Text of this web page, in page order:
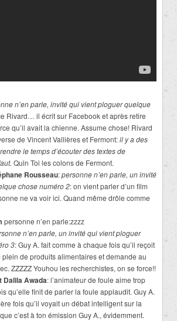
n’en parle, invité qui vient ploguer quelque
Rivard… il écrit sur Facebook et après retire
qu’il avait la chienne. Assume chose! Rivard
de Vincent Vallières et Fermont:il y a des
le temps d’écouter des textes de
Quin Toi les colons de Fermont.
Rousseau:personne n’en parle, un invité
chose numéro 2: on vient parler d’un film
ne va voir ici. Quand même drôle comme
personne n’en parle:zzzz
n’en parle, un invité qui vient ploguer
3: Guy A. fait comme à chaque fois qu’il reçoit
de produits alimentaires et demande au
ZZZZZ Youhou les recherchistes, on se force!!
Dalila Awada: l’animateur de foule aime trop
qu’elle finit de parler la foule applaudit. Guy A.
fois qu’il voyait un débat intelligent sur la
c’est à ton émission Guy A., évidemment.